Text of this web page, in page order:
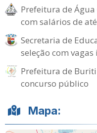
Prefeitura de
com salários de
Secretaria de
seleção com
Prefeitura de
concurso público
Mapa: